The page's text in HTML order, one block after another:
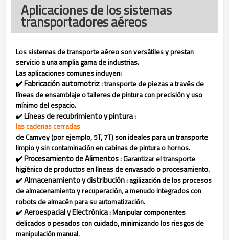
Aplicaciones de los sistemas
transportadores aéreos
Los sistemas de transporte aéreo son versátiles y prestan
servicio a una amplia gama de industrias.
Las aplicaciones comunes incluyen:
✔️Fabricación automotriz: transporte de piezas a través de
líneas de ensamblaje o talleres de pintura con precisión y uso
mínimo del espacio.
✔️Líneas de recubrimiento y pintura:
las cadenas cerradas
de Camvey (por ejemplo, 5T, 7T) son ideales para un transporte
limpio y sin contaminación en cabinas de pintura o hornos.
✔️Procesamiento de Alimentos: Garantizar el transporte
higiénico de productos en líneas de envasado o procesamiento.
✔️Almacenamiento y distribución: agilización de los procesos
de almacenamiento y recuperación, a menudo integrados con
robots de almacén para su automatización.
✔️Aeroespacial y Electrónica: Manipular componentes
delicados o pesados con cuidado, minimizando los riesgos de
manipulación manual.